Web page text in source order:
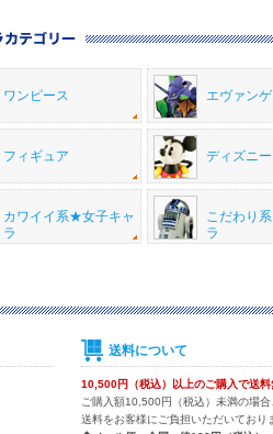
ワンピース エヴァン
フィギュア ディズニー
カワイイ系★女子キャ
ラ
こだわり
ラ
送料について
10,500円（税込）以上のご購入で送料
ご購入額10,500円（税込）未満の場合
送料をお客様にご負担いただいており